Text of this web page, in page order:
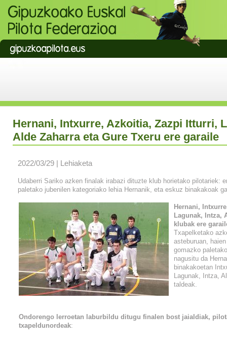
Hernani, Intxurre, Azkoitia, Zazpi Itturri,
Alde Zaharra eta Gure Txeru ere garaile
2022/03/29 | Lehiaketa
Udaberri Sariko azken finalak irabazi dituzte klub horietako pilotariek:
paletako jubenilen kategoriako lehia Hernanik, eta eskuz binakakoak
Hernani,
Lagunak, Intza,
klubak ere
Txapelketako
asteburuan,
gomazko
nagusitu da
binakakoetan
Lagunak, Intza,
taldeak.
Ondorengo lerroetan laburbildu ditugu finalen bost jaialdiak,
txapeldunordeak: